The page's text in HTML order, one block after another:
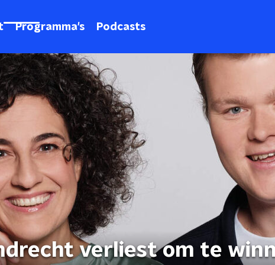
Programma's Podcasts
verliest om te